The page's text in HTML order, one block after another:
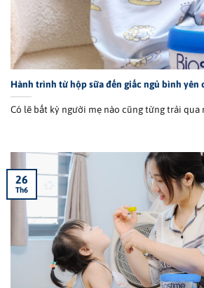
Hành trình từ hộp sữa đến giấc ngủ bình yên
Có lẽ bất kỳ người mẹ nào cũng từng trải qua
26
Th6